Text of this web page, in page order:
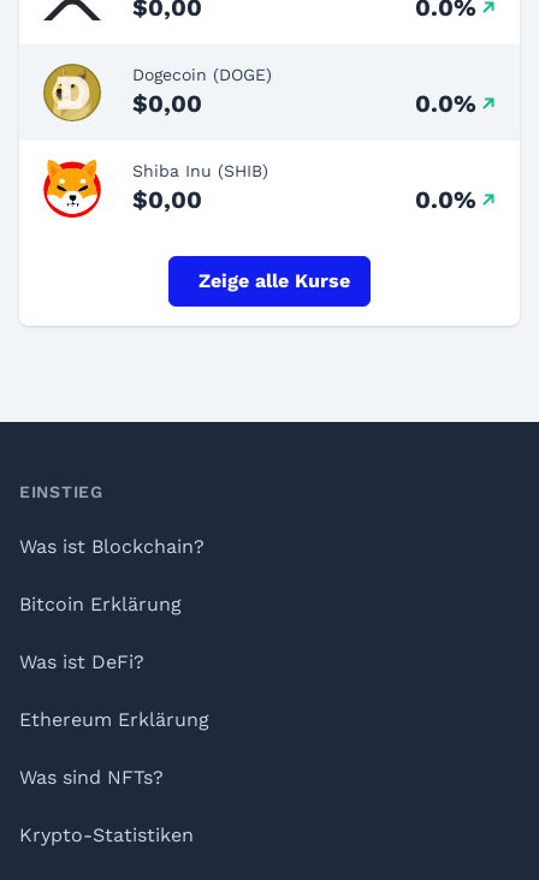
$0,00 0.0%
Dogecoin (DOGE)
$0,00 0.0%
Shiba Inu (SHIB)
$0,00 0.0%
Zeige alle Kurse
Footer
EINSTIEG
Was ist Blockchain?
Bitcoin Erklärung
Was ist DeFi?
Ethereum Erklärung
Was sind NFTs?
Krypto-Statistiken